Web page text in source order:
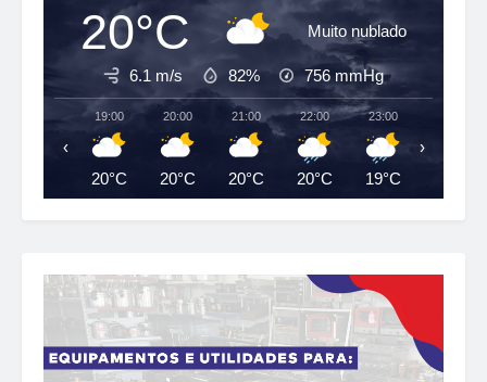
20°C Muito nublado
6.1 m/s 82% 756 mmHg
19:00
20°C
20:00
20°C
21:00
20°C
22:00
20°C
23:00
19°C
‹ ›